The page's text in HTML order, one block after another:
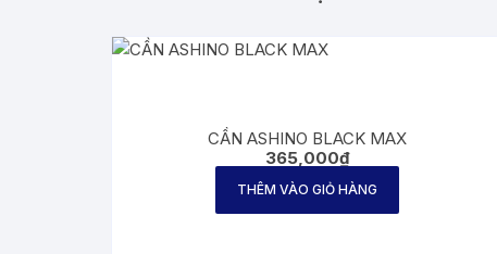
CẦN ASHINO BLACK MAX
365,000₫
THÊM VÀO GIỎ HÀNG